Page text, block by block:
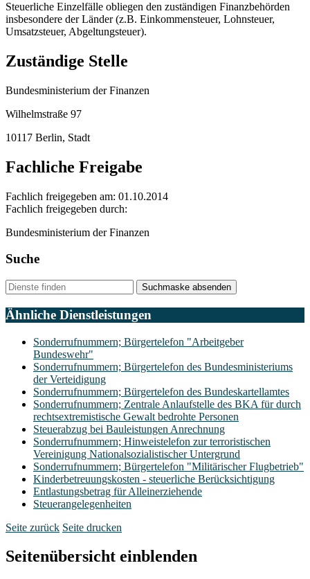
Steuerliche Einzelfälle obliegen den zuständigen Finanzbehörden
insbesondere der Länder (z.B. Einkommensteuer, Lohnsteuer,
Umsatzsteuer, Abgeltungsteuer).
Zuständige Stelle
Bundesministerium der Finanzen
Wilhelmstraße 97
10117 Berlin, Stadt
Fachliche Freigabe
Fachlich freigegeben am: 01.10.2014
Fachlich freigegeben durch:
Bundesministerium der Finanzen
Suche
Suchmaske absenden
Ähnliche Dienstleistungen
Sonderrufnummern; Bürgertelefon "Arbeitgeber
Bundeswehr"
Sonderrufnummern; Bürgertelefon des Bundesministeriums
der Verteidigung
Sonderrufnummern; Bürgertelefon des Bundeskartellamtes
Sonderrufnummern; Zentrale Anlaufstelle des BKA für durch
rechtsextremistische Gewalt bedrohte Personen
Steuerabzug bei Bauleistungen Anrechnung
Sonderrufnummern; Hinweistelefon zur terroristischen
Vereinigung Nationalsozialistischer Untergrund
Sonderrufnummern; Bürgertelefon "Militärischer Flugbetrieb"
Kinderbetreuungskosten - steuerliche Berücksichtigung
Entlastungsbetrag für Alleinerziehende
Steuerangelegenheiten
Seite zurück Seite drucken
Seitenübersicht einblenden